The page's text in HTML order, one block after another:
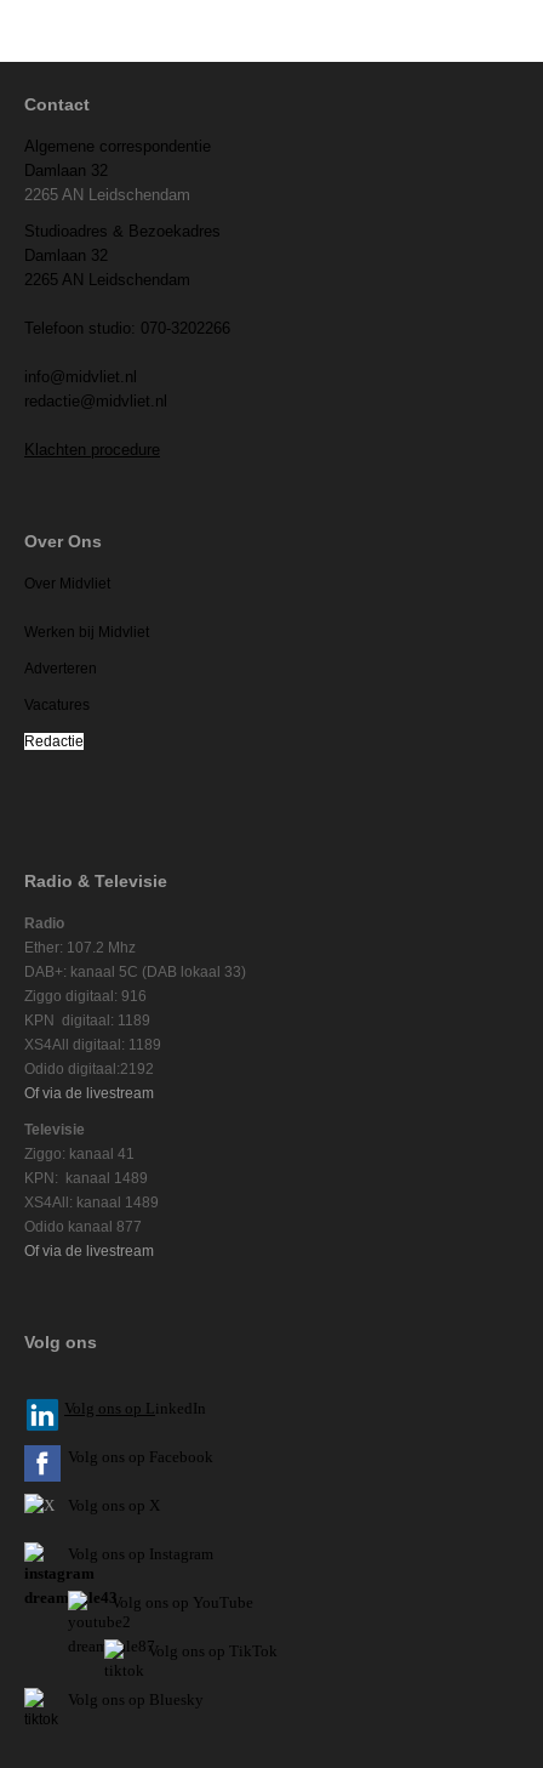
Contact
Algemene correspondentie
Damlaan 32
2265 AN Leidschendam
Studioadres & Bezoekadres
Damlaan 32
2265 AN Leidschendam
Telefoon studio: 070-3202266
info@midvliet.nl
redactie@midvliet.nl
Klachten procedure
Over Ons
Over Midvliet
Werken bij Midvliet
Adverteren
Vacatures
Redactie
Radio & Televisie
Radio
Ether: 107.2 Mhz
DAB+: kanaal 5C (DAB lokaal 33)
Ziggo digitaal: 916
KPN digitaal: 1189
XS4All digitaal: 1189
Odido digitaal:2192
Of via de livestream
Televisie
Ziggo: kanaal 41
KPN: kanaal 1489
XS4All: kanaal 1489
Odido kanaal 877
Of via de livestream
Volg ons
Volg ons op L inkedIn
Volg ons op Facebook
Volg ons op X
Volg ons op Instagram
Volg ons op YouTube
Volg ons op TikTok
Volg ons op Bluesky